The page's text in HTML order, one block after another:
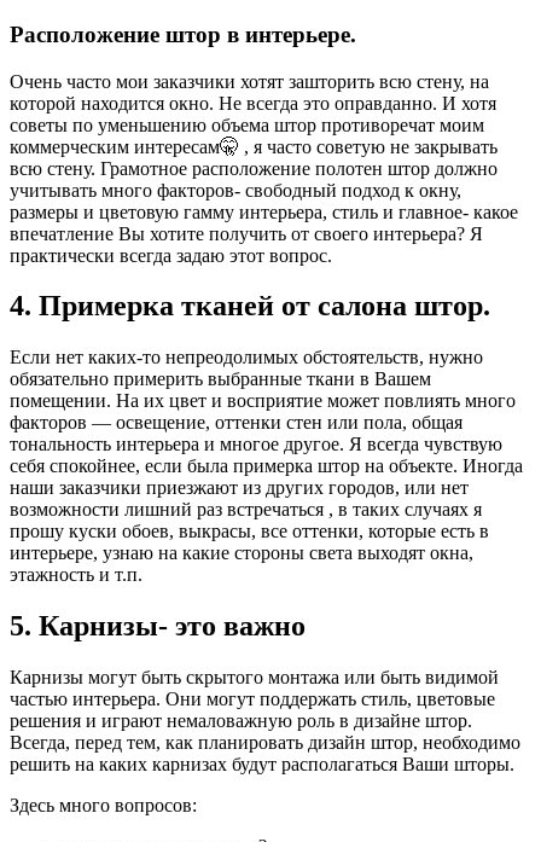
Расположение штор в интерьере.
Очень часто мои заказчики хотят зашторить всю стену, на
которой находится окно. Не всегда это оправданно. И хотя
советы по уменьшению объема штор противоречат моим
коммерческим интересам🤫 , я часто советую не закрывать
всю стену. Грамотное расположение полотен штор должно
учитывать много факторов- свободный подход к окну,
размеры и цветовую гамму интерьера, стиль и главное- какое
впечатление Вы хотите получить от своего интерьера? Я
практически всегда задаю этот вопрос.
4. Примерка тканей от салона штор.
Если нет каких-то непреодолимых обстоятельств, нужно
обязательно примерить выбранные ткани в Вашем
помещении. На их цвет и восприятие может повлиять много
факторов — освещение, оттенки стен или пола, общая
тональность интерьера и многое другое. Я всегда чувствую
себя спокойнее, если была примерка штор на объекте. Иногда
наши заказчики приезжают из других городов, или нет
возможности лишний раз встречаться , в таких случаях я
прошу куски обоев, выкрасы, все оттенки, которые есть в
интерьере, узнаю на какие стороны света выходят окна,
этажность и т.п.
5. Карнизы- это важно
Карнизы могут быть скрытого монтажа или быть видимой
частью интерьера. Они могут поддержать стиль, цветовые
решения и играют немаловажную роль в дизайне штор.
Всегда, перед тем, как планировать дизайн штор, необходимо
решить на каких карнизах будут располагаться Ваши шторы.
Здесь много вопросов: